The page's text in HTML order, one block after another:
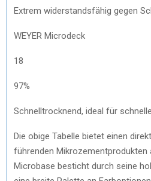
Extrem widerstandsfähig gegen
WEYER Microdeck
18
97%
Schnelltrocknend, ideal für
Die obige Tabelle bietet einen
führenden
Microbase besticht durch seine